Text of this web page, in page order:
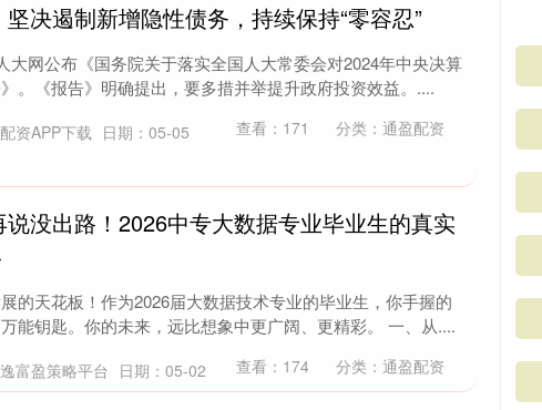
决遏制新增隐性债务，持续保持“零容忍”
大网公布《国务院关于落实全国人大常委会对2024年中央决算
。《报告》明确提出，要多措并举提升政府投资效益。....
资APP下载 日期：05-05 查看： 171 分类： 通盈配资
没出路！2026中专大数据专业毕业生的真实
的天花板！作为2026届大数据技术专业的毕业生，你手握的
能钥匙。你的未来，远比想象中更广阔、更精彩。 一、从....
富盈策略平台 日期：05-02 查看： 174 分类： 通盈配资